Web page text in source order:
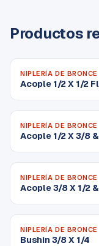
Productos
NIPLERÍA DE BRONCE
Acople 1/2 X 1/2
NIPLERÍA DE BRONCE
Acople 1/2 X 3/8
NIPLERÍA DE BRONCE
Acople 3/8 X 1/2
NIPLERÍA DE BRONCE
Bushin 3/8 X 1/4